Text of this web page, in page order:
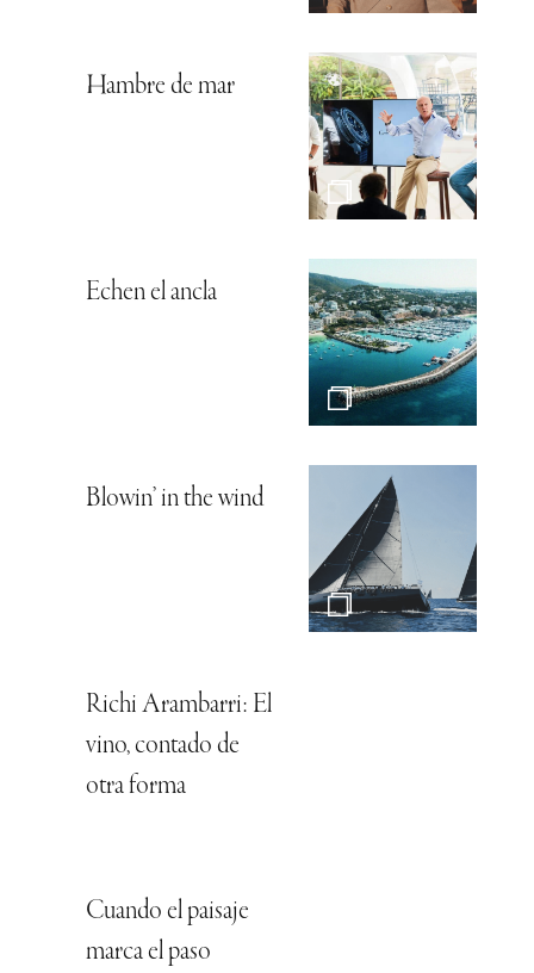
Hambre de mar
Echen el ancla
Blowin’ in the wind
Richi Arambarri: El
vino, contado de
otra forma
Cuando el paisaje
marca el paso